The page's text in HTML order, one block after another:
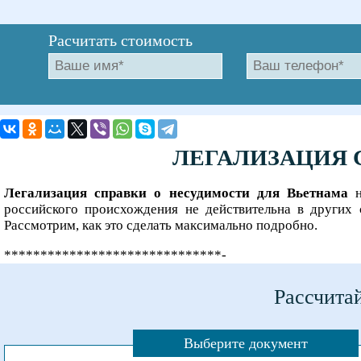
Расчитать стоимость
ЛЕГАЛИЗАЦИЯ
Легализация справки о несудимости для Вьетнама
российского происхождения не действительна в
Рассмотрим, как это сделать максимально подробно.
******************************-
Выберите документ